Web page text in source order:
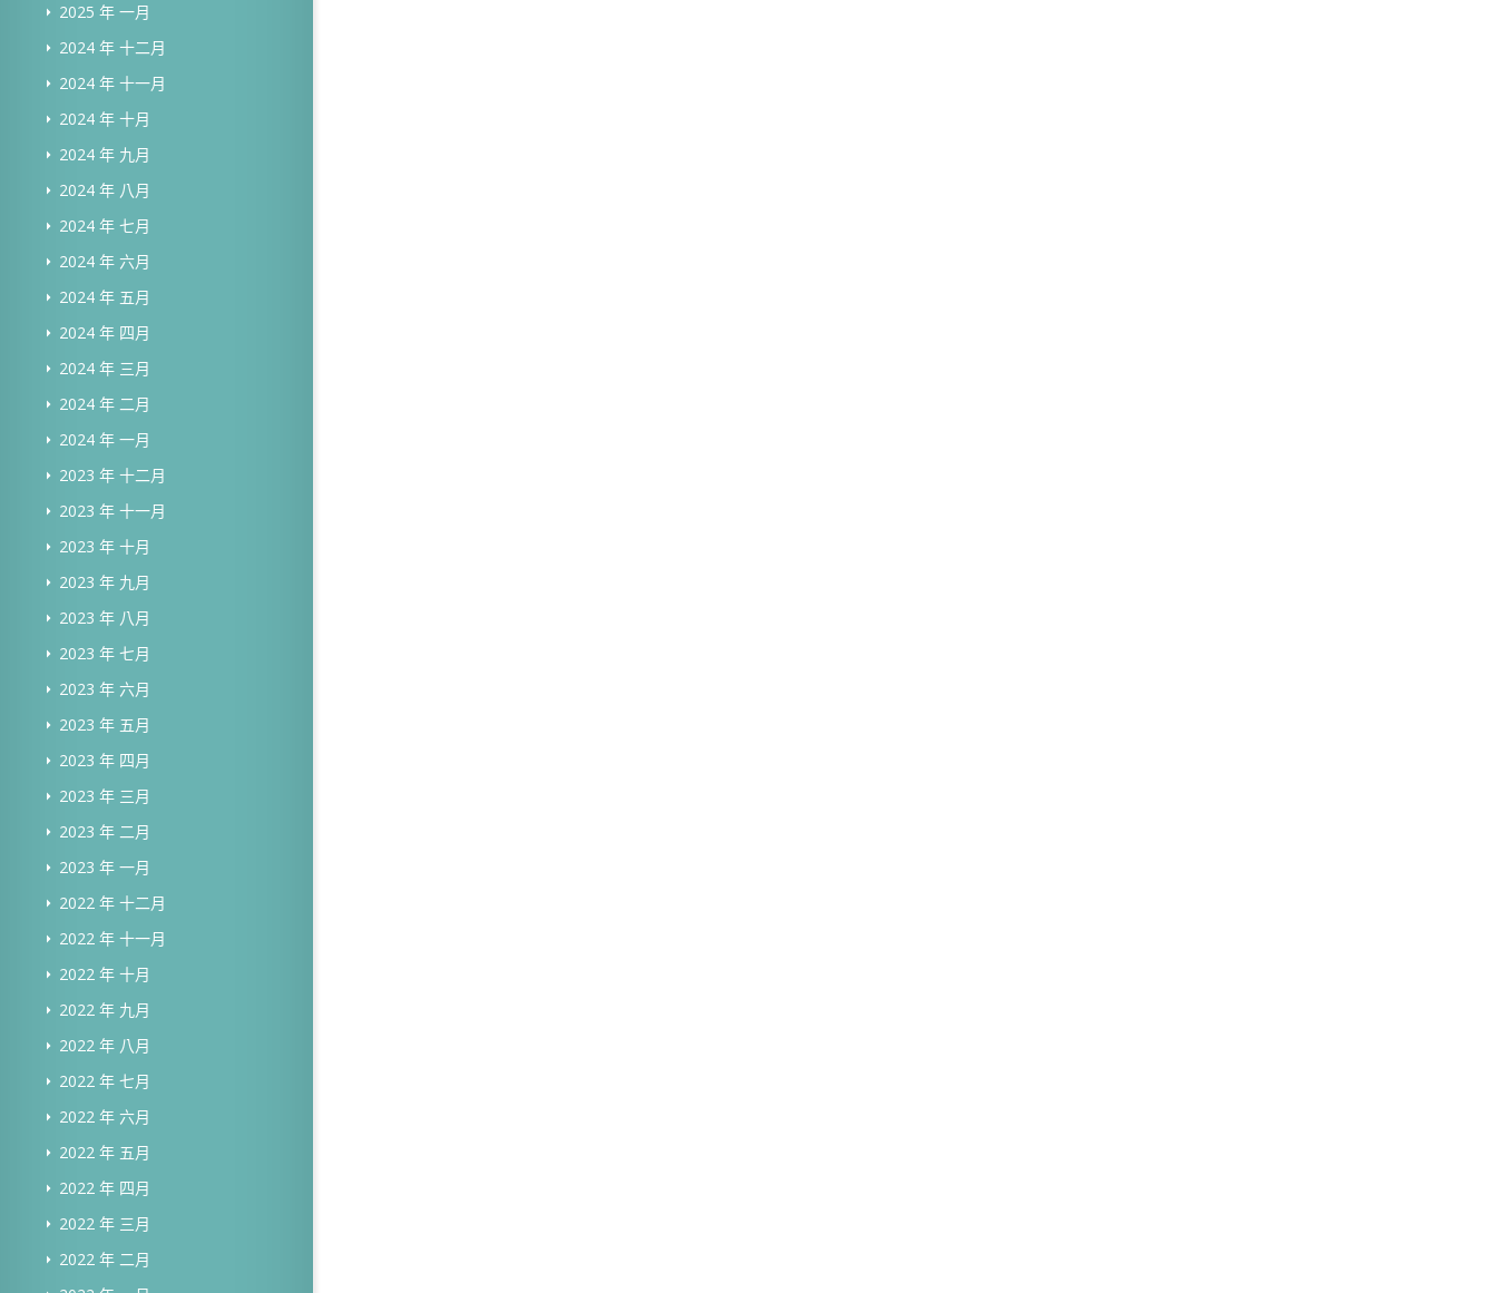
2025 年 一月
2024 年 十二月
2024 年 十一月
2024 年 十月
2024 年 九月
2024 年 八月
2024 年 七月
2024 年 六月
2024 年 五月
2024 年 四月
2024 年 三月
2024 年 二月
2024 年 一月
2023 年 十二月
2023 年 十一月
2023 年 十月
2023 年 九月
2023 年 八月
2023 年 七月
2023 年 六月
2023 年 五月
2023 年 四月
2023 年 三月
2023 年 二月
2023 年 一月
2022 年 十二月
2022 年 十一月
2022 年 十月
2022 年 九月
2022 年 八月
2022 年 七月
2022 年 六月
2022 年 五月
2022 年 四月
2022 年 三月
2022 年 二月